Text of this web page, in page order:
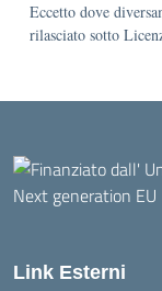
Eccetto dove
rilasciato sotto
Link Esterni